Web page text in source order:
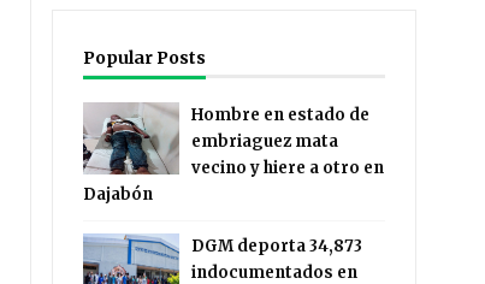
Popular Posts
Hombre en estado de
embriaguez mata
vecino y hiere a otro en
Dajabón
DGM deporta 34,873
indocumentados en